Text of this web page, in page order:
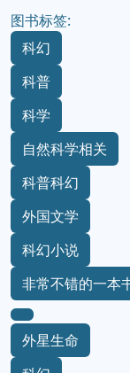
图书标签:
科幻
科普
科学
自然科学相关
科普科幻
外国文学
科幻小说
非常不错的一本
外星生命